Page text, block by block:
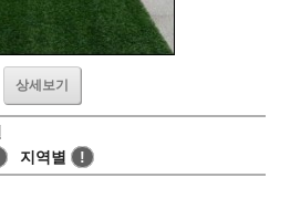
상세보기
지역별 !